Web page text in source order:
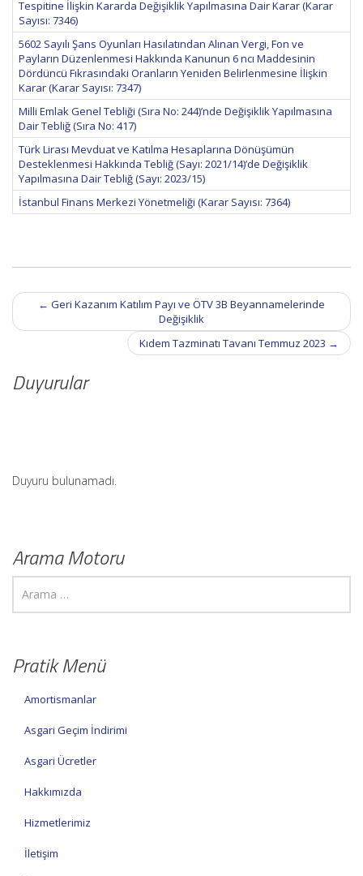
Tespitine İlişkin Kararda Değişiklik Yapılmasına Dair Karar (Karar
Sayısı: 7346)
5602 Sayılı Şans Oyunları Hasılatından Alınan Vergi, Fon ve
Payların Düzenlenmesi Hakkında Kanunun 6 ncı Maddesinin
Dördüncü Fıkrasındaki Oranların Yeniden Belirlenmesine İlişkin
Karar (Karar Sayısı: 7347)
Milli Emlak Genel Tebliği (Sıra No: 244)’nde Değişiklik Yapılmasına
Dair Tebliğ (Sıra No: 417)
Türk Lirası Mevduat ve Katılma Hesaplarına Dönüşümün
Desteklenmesi Hakkında Tebliğ (Sayı: 2021/14)’de Değişiklik
Yapılmasına Dair Tebliğ (Sayı: 2023/15)
İstanbul Finans Merkezi Yönetmeliği (Karar Sayısı: 7364)
Post
navigation
← Geri Kazanım Katılım Payı ve ÖTV 3B Beyannamelerinde
Değişiklik
Kıdem Tazminatı Tavanı Temmuz 2023 →
Duyurular
Duyuru bulunamadı.
Arama Motoru
Pratik Menü
Amortismanlar
Asgari Geçim İndirimi
Asgari Ücretler
Hakkımızda
Hizmetlerimiz
İletişim